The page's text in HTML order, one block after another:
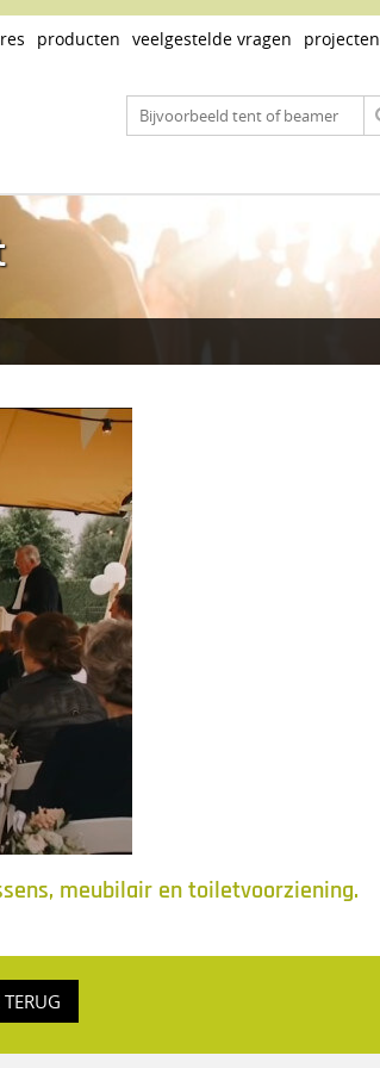
producten veelgestelde vragen projecten
meubilair en toiletvoorziening.